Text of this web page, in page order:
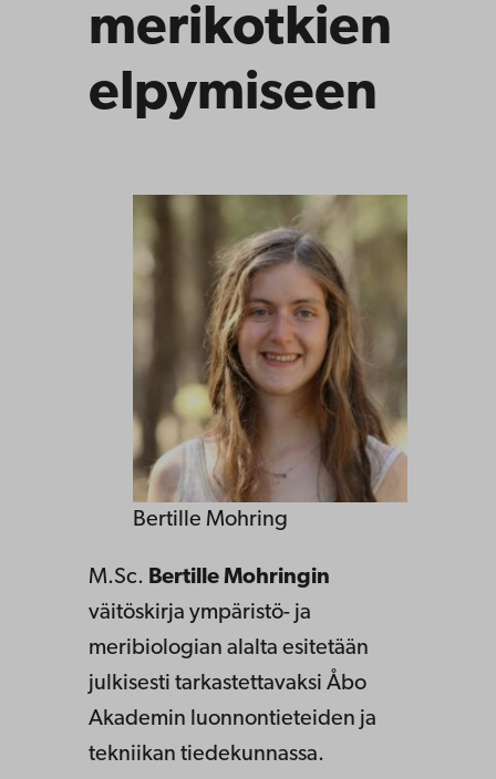
merikotkien
elpymiseen
Bertille Mohring
M.Sc. Bertille Mohringin
väitöskirja ympäristö- ja
meribiologian alalta esitetään
julkisesti tarkastettavaksi Åbo
Akademin luonnontieteiden ja
tekniikan tiedekunnassa.